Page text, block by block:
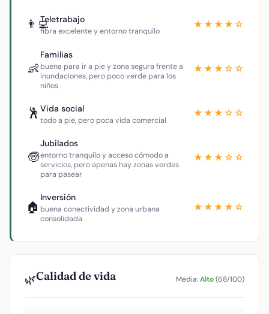
👨‍💻Teletrabajo
fibra excelente y entorno tranquilo
★★★★☆
👶
Familias
buena para ir a pie y zona segura frente a
inundaciones, pero poco verde para los
niños
★★★☆☆
🕺 Vida social
todo a pie, pero poca vida comercial
★★★☆☆
🧓
Jubilados
entorno tranquilo y acceso cómodo a
servicios, pero apenas hay zonas verdes
para pasear
★★★☆☆
🏠
Inversión
buena conectividad y zona urbana
consolidada
★★★★☆
🌿Calidad de vida Media:Alto(68/100)